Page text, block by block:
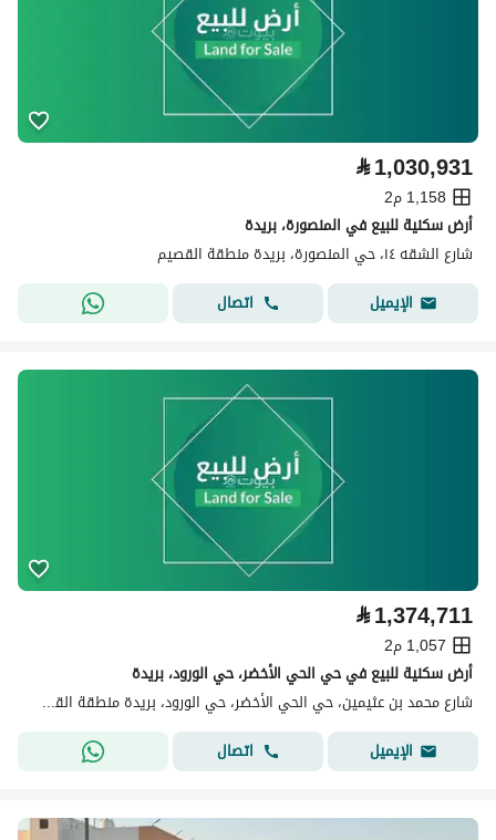
⃁1,030,931
1,158 م2
أرض سكنية للبيع في المنصورة، بريدة
شارع الشقه ١٤، حي المنصورة، بريدة منطقة القصيم
الإيميل
اتصال
⃁1,374,711
1,057 م2
أرض سكنية للبيع في حي الحي الأخضر، حي الورود، بريدة
شارع محمد بن عثيمين، حي الحي الأخضر، حي الورود، بريدة منطقة القصيم
الإيميل
اتصال